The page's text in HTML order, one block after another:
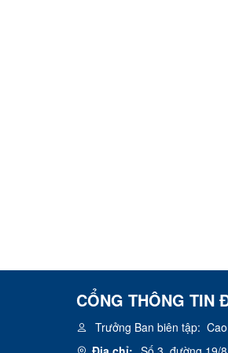
CỔNG THÔNG TIN
Trưởng Ban biên tập: